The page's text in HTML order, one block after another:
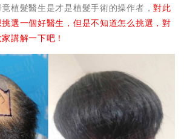
植髮醫生是才是植髮手術的操作者，對此
選一個好醫生，但是不知道怎么挑選，對
講解一下吧！